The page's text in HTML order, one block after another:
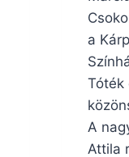
a
Tóték
A
Attila